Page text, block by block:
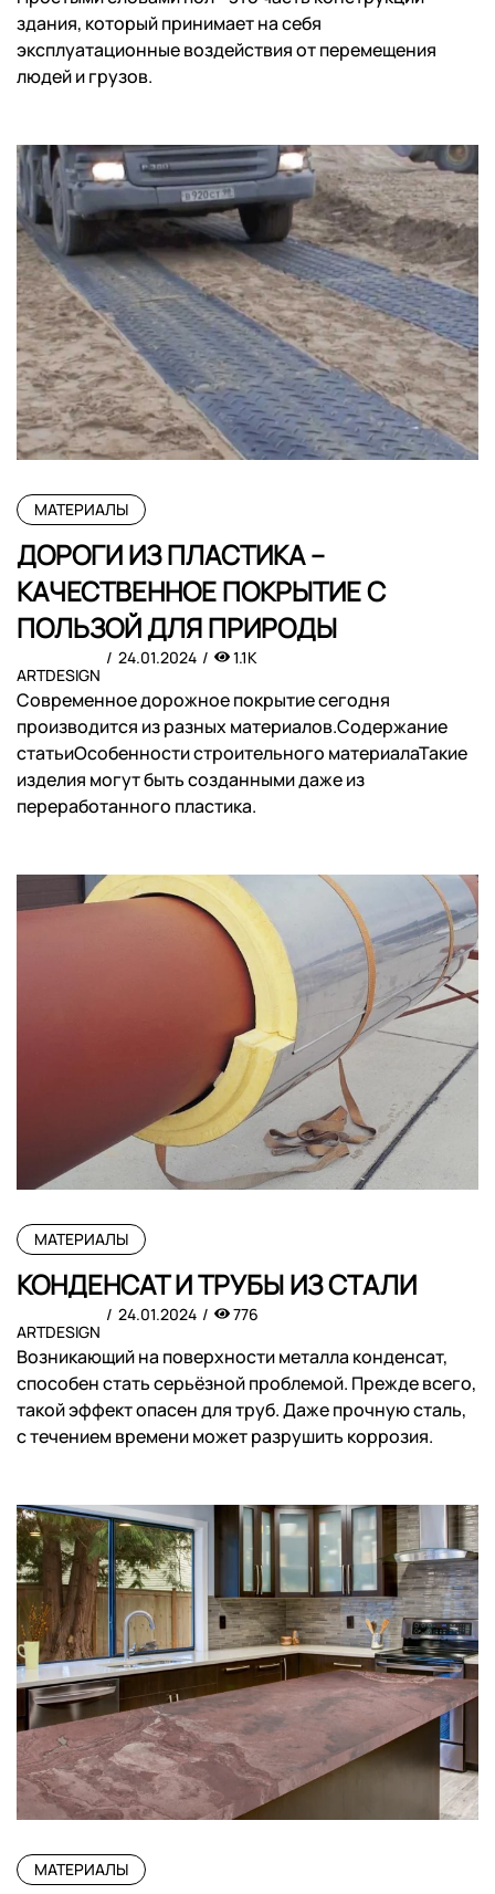
здания, который принимает на себя
эксплуатационные воздействия от перемещения
людей и грузов.
МАТЕРИАЛЫ
ДОРОГИ ИЗ ПЛАСТИКА –
КАЧЕСТВЕННОЕ ПОКРЫТИЕ С
ПОЛЬЗОЙ ДЛЯ ПРИРОДЫ
ARTDESIGN
24.01.2024 1.1K
Современное дорожное покрытие сегодня
производится из разных материалов.Содержание
статьиОсобенности строительного материалаТакие
изделия могут быть созданными даже из
переработанного пластика.
МАТЕРИАЛЫ
КОНДЕНСАТ И ТРУБЫ ИЗ СТАЛИ
ARTDESIGN
24.01.2024 776
Возникающий на поверхности металла конденсат,
способен стать серьёзной проблемой. Прежде всего,
такой эффект опасен для труб. Даже прочную сталь,
с течением времени может разрушить коррозия.
МАТЕРИАЛЫ